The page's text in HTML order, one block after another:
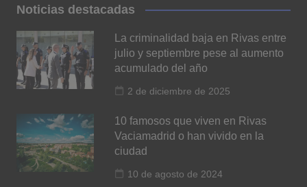
Noticias destacadas
La criminalidad baja en Rivas entre
julio y septiembre pese al aumento
acumulado del año
2 de diciembre de 2025
10 famosos que viven en Rivas
Vaciamadrid o han vivido en la
ciudad
10 de agosto de 2024